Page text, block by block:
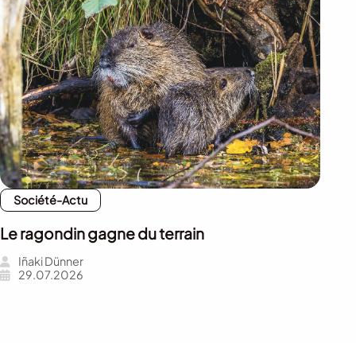
Société-Actu
Le ragondin gagne du terrain
Iñaki Dünner
29.07.2026